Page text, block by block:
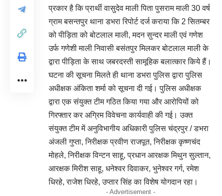
प्रकार है कि प्रार्थी वासुदेव माली पिता पुसराम माली 30 वर्ष
ग्राम बसन्तपुर थाना डभरा रिपोर्ट दर्ज कराया कि 2 सितम्बर
को पीड़िता को बोटलाल माली, मदन सुन्दर माली एवं गणेश
उर्फ गणेशी माली निवासी बसंतपुर मिलकर बोटलाल माली के
द्वारा पीड़िता के साथ जबरदस्ती सामूहिक बलात्कार किये हैं।
घटना की सूचना मिलते ही थाना डभरा पुलिस द्वारा पुलिस
अधीक्षक अंकिता शर्मा को सूचना दी गई। पुलिस अधीक्षक
द्वारा एक संयुक्त टीम गठित किया गया और आरोपियों को
गिरफ्तार कर अग्रिम विवेचना कार्यवाही की गई। उक्त
संयुक्त टीम में अनुविभागीय अधिकारी पुलिस चंद्रपुर / डभरा
अंजली गुप्ता, निरीक्षक प्रवीण राजपूत, निरीक्षक कृष्णचंद
मोहले, निरीक्षक विन्टन साहू, प्रधान आरक्षक मिथुन सुल्तान,
आरक्षक मिरीश साहू, धनेश्वर दिवाकर, भुनेश्वर गर्ग, रमेश
धिरहे, राजेश धिरहे, उप्तार सिंह का विशेष योगदान रहा।
- Advertisement -